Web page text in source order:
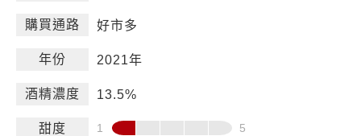
購買通路 好市多
年份 2021年
酒精濃度 13.5%
甜度